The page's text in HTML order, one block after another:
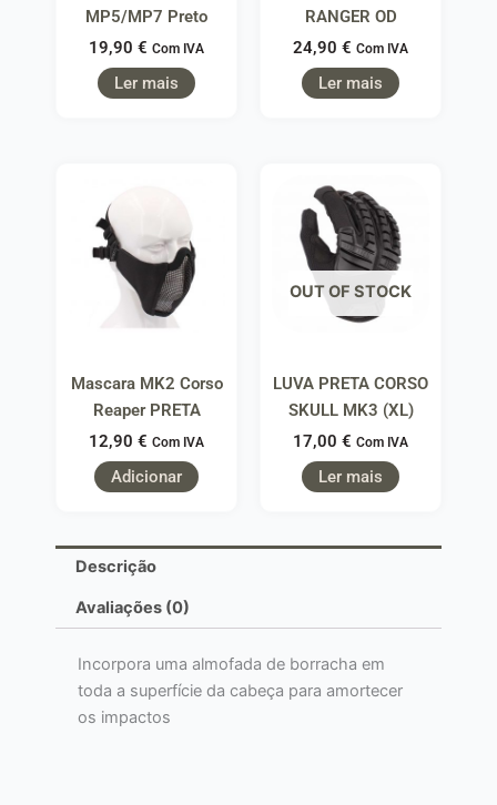
MP5/MP7 Preto
19,90 € Com IVA
Ler mais
RANGER OD
24,90 € Com IVA
Ler mais
Mascara MK2 Corso
Reaper PRETA
12,90 € Com IVA
Adicionar
OUT OF STOCK
LUVA PRETA CORSO
SKULL MK3 (XL)
17,00 € Com IVA
Ler mais
Descrição
Avaliações (0)
Incorpora uma almofada de borracha em
toda a superfície da cabeça para amortecer
os impactos